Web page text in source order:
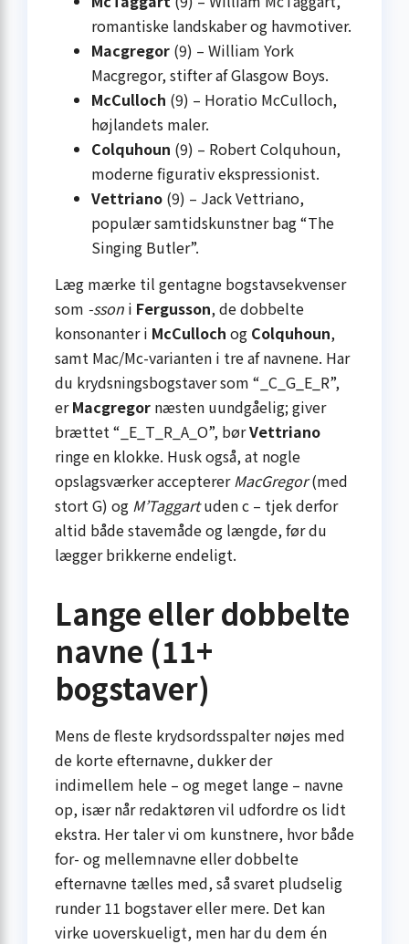
romantiske landskaber og havmotiver.
Macgregor (9) – William York
Macgregor, stifter af Glasgow Boys.
McCulloch (9) – Horatio McCulloch,
højlandets maler.
Colquhoun (9) – Robert Colquhoun,
moderne figurativ ekspressionist.
Vettriano (9) – Jack Vettriano,
populær samtidskunstner bag “The
Singing Butler”.
Læg mærke til gentagne bogstav­sekvenser
som -sson i Fergusson, de dobbelte
konsonanter i McCulloch og Colquhoun,
samt Mac/Mc-varianten i tre af navnene. Har
du krydsningsbogstaver som “_C_G_E_R”,
erMacgregor næsten uundgåelig; giver
brættet “_E_T_R_A_O”, børVettriano
ringe en klokke. Husk også, at nogle
opslagsværker acceptererMacGregor(med
stort G) og M’Taggartuden c – tjek derfor
altid både stavemåde og længde, før du
lægger brikkerne endeligt.
Lange eller dobbelte
navne (11+
bogstaver)
Mens de fleste krydsordsspalter nøjes med
de korte efternavne, dukker der
indimellem hele – og meget lange – navne
op, især når redaktøren vil udfordre os lidt
ekstra. Her taler vi om kunstnere, hvor både
for- og mellemnavne eller dobbelte
efternavne tælles med, så svaret pludselig
runder 11 bogstaver eller mere. Det kan
virke uoverskueligt, men har du dem én